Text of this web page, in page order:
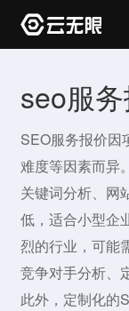
seo服
SEO服务报价因
难度等因素而异
关键词分析、网
低，适合小型企
烈的行业，可能
竞争对手分析、
此外，定制化的